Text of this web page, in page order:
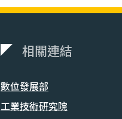
相關連結
數位發展部
工業技術研究院